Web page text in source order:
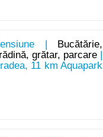
|
Bucătărie,
grătar, parcare
11 km Aquapark